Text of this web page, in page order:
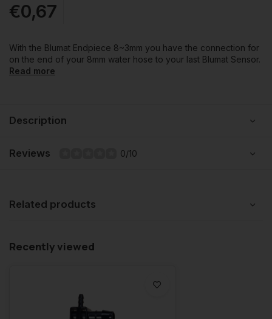
€0,67
With the Blumat Endpiece 8~3mm you have the connection for
on the end of your 8mm water hose to your last Blumat Sensor.
Read more
Description
Reviews 0/10
Related products
Recently viewed